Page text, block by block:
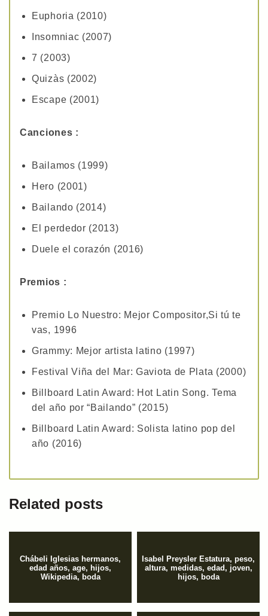
Euphoria (2010)
Insomniac (2007)
7 (2003)
Quizàs (2002)
Escape (2001)
Canciones :
Bailamos (1999)
Hero (2001)
Bailando (2014)
El perdedor (2013)
Duele el corazón (2016)
Premios :
Premio Lo Nuestro: Mejor Compositor,Si tú te
vas, 1996
Grammy: Mejor artista latino (1997)
Festival Viña del Mar: Gaviota de Plata (2000)
Billboard Latin Award: Hot Latin Song. Tema
del año por “Bailando” (2015)
Billboard Latin Award: Solista latino pop del
año (2016)
Related posts
Chábeli Iglesias hermanos,
edad años, age, hijos,
Wikipedia, boda
Isabel Preysler Estatura, peso,
altura, medidas, edad, joven,
hijos, boda